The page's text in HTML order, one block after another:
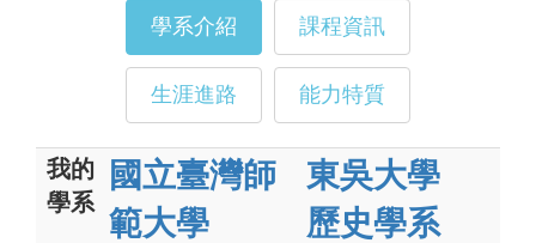
學系介紹 課程資訊
生涯進路 能力特質
我的
學系
國立臺灣師
範大學
東吳大學
歷史學系